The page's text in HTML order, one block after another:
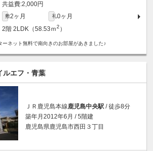
2,000円
敷2ヶ月 礼0ヶ月
2階 2LDK（58.53ｍ2 ）
ーネット無料で南向きのお部屋があきました♪
ルエフ・青葉
ＪＲ鹿児島本線鹿児島中央駅 / 徒歩8分
築年月2012年6月 / 5階建
鹿児島県鹿児島市西田３丁目